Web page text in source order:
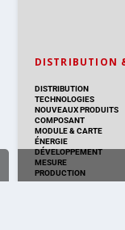
DISTRIBUTION
DISTRIBUTION
TECHNOLOGIES
NOUVEAUX PRODUITS
COMPOSANT
MODULE & CARTE
ÉNERGIE
DÉVELOPPEMENT
MESURE
PRODUCTION